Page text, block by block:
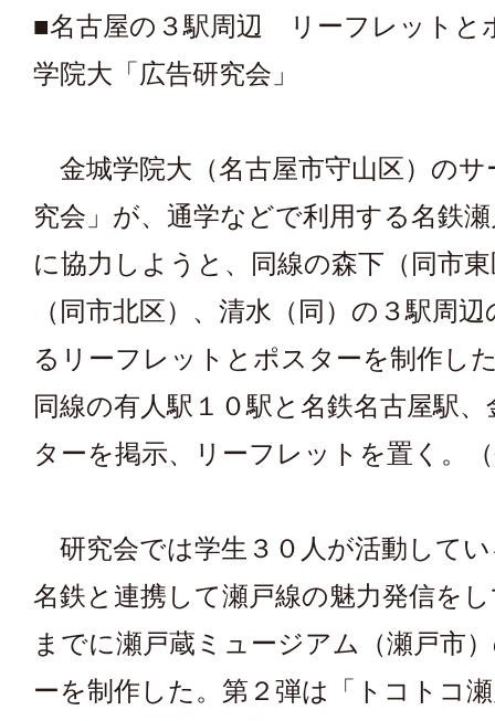
■名古屋の３駅周辺 リーフレット
学院大「広告研究会」
金城学院大（名古屋市守山区）のサ
究会」が、通学などで利用する名鉄
に協力しようと、同線の森下（同市
（同市北区）、清水（同）の３駅周
るリーフレットとポスターを制作し
同線の有人駅１０駅と名鉄名古屋駅
ターを掲示、リーフレットを置く。
研究会では学生３０人が活動して
名鉄と連携して瀬戸線の魅力発信を
までに瀬戸蔵ミュージアム（瀬戸市
ーを制作した。第２弾は「トコトコ